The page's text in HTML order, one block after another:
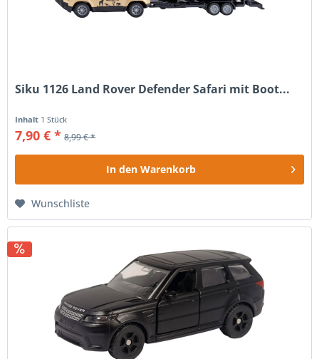
Siku 1126 Land Rover Defender Safari mit Boot...
Inhalt 1 Stück
7,90 € * 8,99 € *
In den Warenkorb
Wunschliste